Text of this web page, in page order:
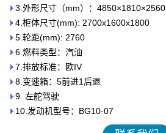
3.外形尺寸（mm）：4850×1810×2560
4.柜体尺寸(mm): 2700x1600x1800
5.轮距(mm): 2760
6.燃料类型：汽油
7.排放标准：欧IV
8.变速箱：5前进1后退
9. 左舵驾驶
10.发动机型号：BG10-07